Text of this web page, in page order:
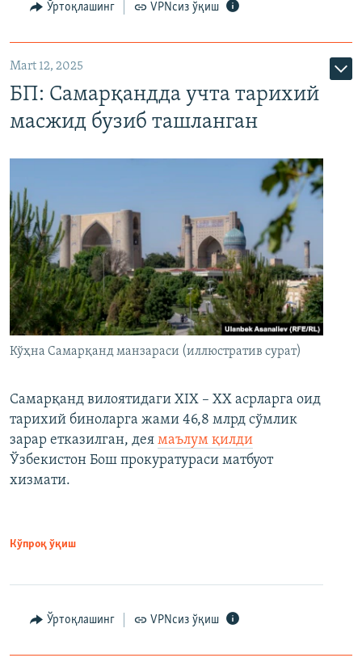
Ўртоқлашинг VPNсиз ўқиш
Mart 12, 2025
БП: Самарқандда учта тарихий
масжид бузиб ташланган
Кўҳна Самарқанд манзараси (иллюстратив сурат)
Самарқанд вилоятидаги XIX – XX асрларга оид
тарихий биноларга жами 46,8 млрд сўмлик
зарар етказилган, дея маълум қилди
Ўзбекистон Бош прокуратураси матбуот
хизмати.
Кўпроқ ўқиш
Ўртоқлашинг VPNсиз ўқиш